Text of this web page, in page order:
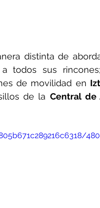
distinta de
todos sus
de movilidad en
de la Central de